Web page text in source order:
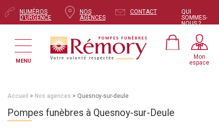
NUMÉROS
D'URGENCE
NOS
AGENCES
CONTACT
QUI
SOMMES-
NOUS ?
MENU
Mon
espace
Accueil > Nos agences > Quesnoy-sur-deule
Pompes funèbres à Quesnoy-sur-Deule